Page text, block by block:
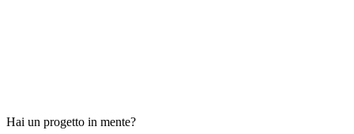
Hai un progetto in mente?